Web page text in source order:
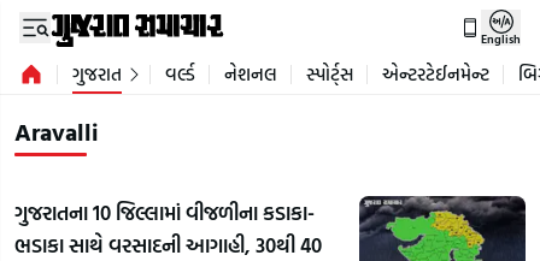
English
ગુજરાત વર્લ્ડ નેશનલ સ્પોર્ટ્સ એન્ટરટેઈનમેન્ટ
Aravalli
ગુજરાતના 10 જિલ્લામાં વીજળીના કડાકા-
ભડાકા સાથે વરસાદની આગાહી, 30થી 40